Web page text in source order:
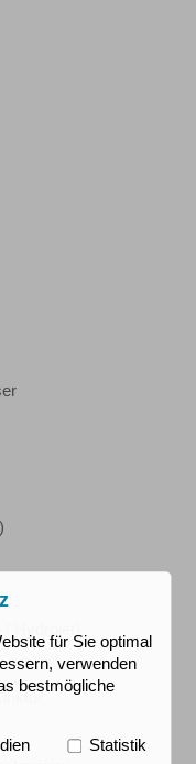
für Sie optimal
verwenden
bestmögliche
Statistik